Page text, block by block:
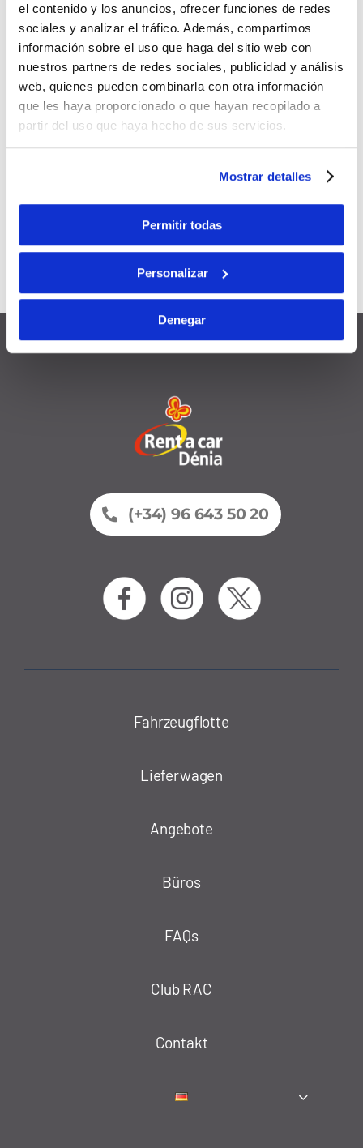
el contenido y los anuncios, ofrecer funciones de redes
sociales y analizar el tráfico. Además, compartimos
información sobre el uso que haga del sitio web con
nuestros partners de redes sociales, publicidad y análisis
web, quienes pueden combinarla con otra información
que les haya proporcionado o que hayan recopilado a
partir del uso que haya hecho de sus servicios.
Mostrar detalles
Permitir todas
Personalizar
Denegar
Wenn Sie bereits bei Rent a Car
Dénia ein Auto gemietet haben,
registrieren Sie sich und sichern
Sie sich exklusive Vorteile:
5 % Rabatt
Gilt für alle Ihrezukünftigen
Mit anderen Aktionen und
Rabattenkombinierbar
Gültig12 Monateab
Anmeldedatum
(+34) 96 643 50 20
Fahrzeugflotte
Lieferwagen
Angebote
Büros
FAQs
Club RAC
Contakt